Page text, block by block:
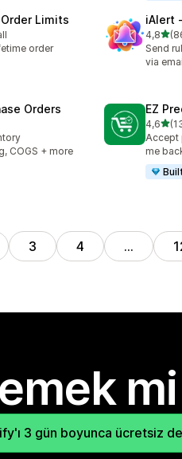
Limits
order
iAlert
4,85
toplam
Send
via
Orders
COGS + more
EZ
4,65
toplam
Accept
me
3 4 …
3 gün boyunca ücretsiz